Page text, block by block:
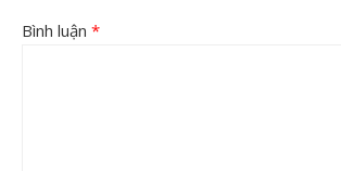
Bình luận *